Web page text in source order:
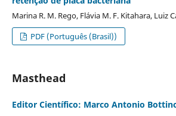
Marina R. M. Rego, Flávia M. F. Kitahara, Luiz
PDF (Português (Brasil))
Masthead
Editor Científico: Marco Antonio